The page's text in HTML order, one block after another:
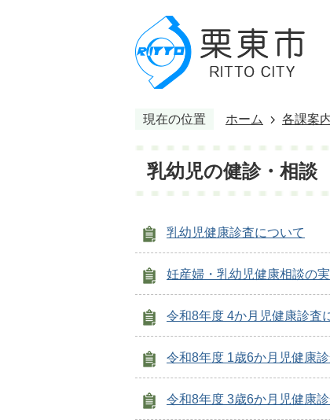
現在の位置 ホーム 各課案
乳幼児の健診・相談
乳幼児健康診査について
妊産婦・乳幼児健康相談の
令和8年度 4か月児健康診査
令和8年度 1歳6か月児健康
令和8年度 3歳6か月児健康